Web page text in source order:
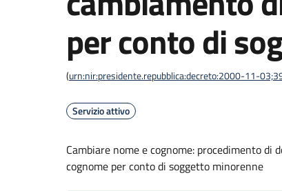
per conto di
(urn:nir:presidente.repubblica:decreto:2000-11-
Servizio attivo
Cambiare nome e cognome: procedimento di
cognome per conto di soggetto minorenne